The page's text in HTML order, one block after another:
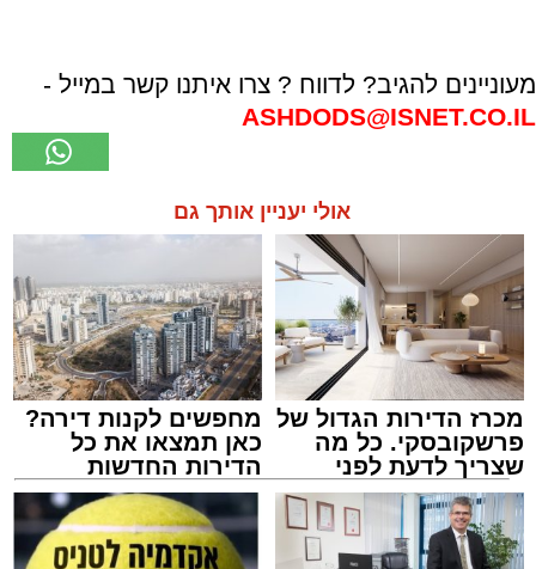
מעוניינים להגיב? לדווח ? צרו איתנו קשר במייל -
ASHDODS@ISNET.CO.IL
אולי יעניין אותך גם
מכרז הדירות הגדול של
פרשקובסקי. כל מה
שצריך לדעת לפני
שמגישים הצעה לדירה
באשדוד
מחפשים לקנות דירה?
כאן תמצאו את כל
הדירות החדשות
למכירה באשדוד >>>